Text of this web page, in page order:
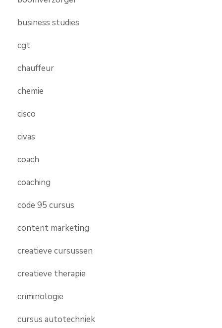
business studies
cgt
chauffeur
chemie
cisco
civas
coach
coaching
code 95 cursus
content marketing
creatieve cursussen
creatieve therapie
criminologie
cursus autotechniek